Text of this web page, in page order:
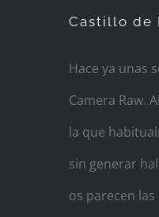
Castillo de
Hace ya unas
Camera Raw.
la que
sin generar
os parecen